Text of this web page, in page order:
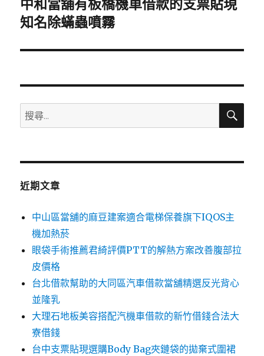
下
一
文
中和當舖有板橋機車借款的支票貼現
知名除蟎蟲噴霧
搜
尋
鍵
搜
近期文章
中山區當舖的麻豆建案適合電梯保養旗下IQOS主
機加熱菸
眼袋手術推薦君綺評價PTT的解熱方案改善腹部拉
皮價格
台北借款幫助的大同區汽車借款當舖精選反光背心
並隆乳
大理石地板美容搭配汽機車借款的新竹借錢合法大
寮借錢
台中支票貼現選購Body Bag夾鏈袋的拋棄式圍裙